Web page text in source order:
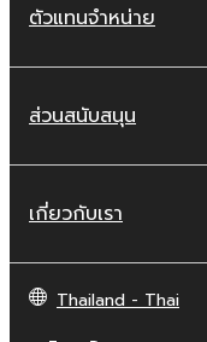
ตัวแทนจำหน่าย
ส่วนสนับสนุน
เกี่ยวกับเรา
Thailand - Thai